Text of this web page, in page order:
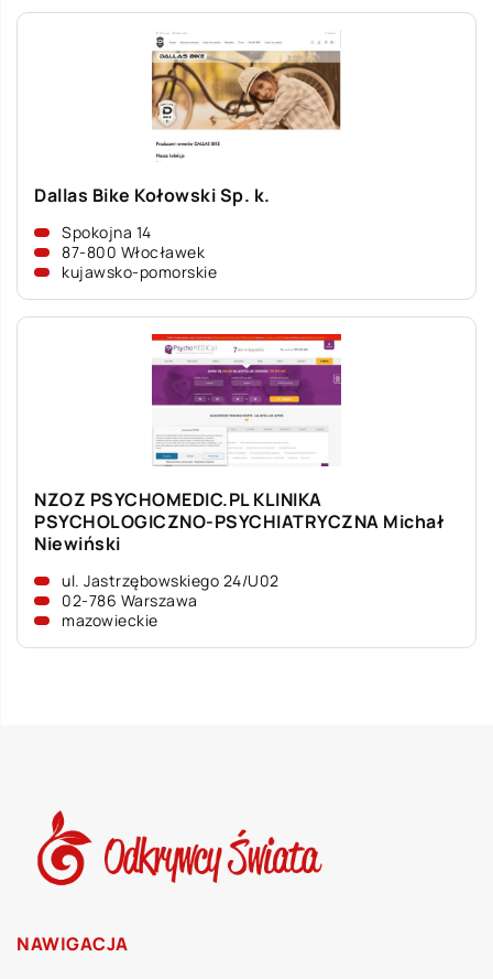
Dallas Bike Kołowski Sp. k.
Spokojna 14
87-800 Włocławek
kujawsko-pomorskie
NZOZ PSYCHOMEDIC.PL KLINIKA
PSYCHOLOGICZNO-PSYCHIATRYCZNA Michał
Niewiński
ul. Jastrzębowskiego 24/U02
02-786 Warszawa
mazowieckie
NAWIGACJA